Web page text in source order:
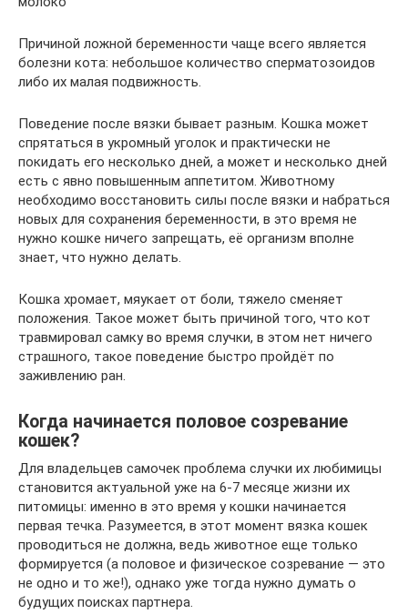
Причиной ложной беременности чаще всего является
болезни кота: небольшое количество сперматозоидов
либо их малая подвижность.
Поведение после вязки бывает разным. Кошка может
спрятаться в укромный уголок и практически не
покидать его несколько дней, а может и несколько дней
есть с явно повышенным аппетитом. Животному
необходимо восстановить силы после вязки и набраться
новых для сохранения беременности, в это время не
нужно кошке ничего запрещать, её организм вполне
знает, что нужно делать.
Кошка хромает, мяукает от боли, тяжело сменяет
положения. Такое может быть причиной того, что кот
травмировал самку во время случки, в этом нет ничего
страшного, такое поведение быстро пройдёт по
заживлению ран.
Когда начинается половое созревание
кошек?
Для владельцев самочек проблема случки их любимицы
становится актуальной уже на 6-7 месяце жизни их
питомицы: именно в это время у кошки начинается
первая течка. Разумеется, в этот момент вязка кошек
проводиться не должна, ведь животное еще только
формируется (а половое и физическое созревание — это
не одно и то же!), однако уже тогда нужно думать о
будущих поисках партнера.